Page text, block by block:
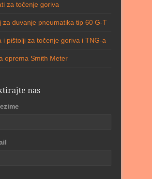
za točenje goriva
za duvanje pneumatika tip 60 G-T
i pištolji za točenje goriva i TNG-a
oprema Smith Meter
nas